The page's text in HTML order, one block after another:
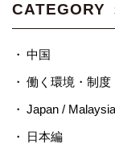
CATEGORY
中国
働く環境・制度
Japan / Malaysia
日本編